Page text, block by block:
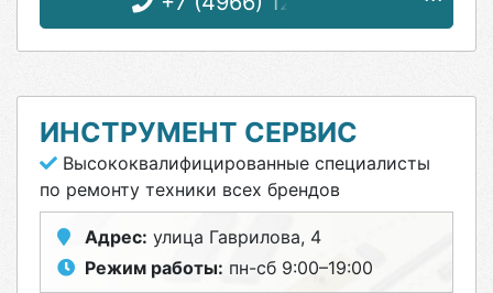
ИНСТРУМЕНТ СЕРВИС
Высококвалифицированные специалисты
по ремонту техники всех брендов
Адрес: улица Гаврилова, 4
Режим работы: пн-сб 9:00–19:00